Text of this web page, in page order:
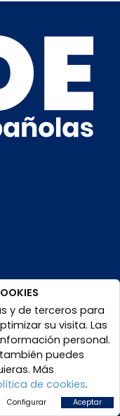
y de terceros para
su visita. Las
personal.
puedes
Más
de cookies.
Configurar Aceptar